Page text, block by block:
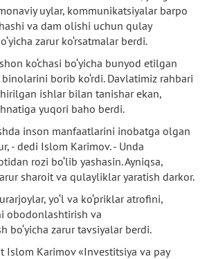
uylar, kommunikatsiyalar barpo
va dam olishi uchun qulay
zarur ko‘rsatmalar berdi.
ko‘chasi bo‘yicha bunyod etilgan
borib ko‘rdi. Davlatimiz rahbari
ishlar bilan tanishar ekan,
yuqori baho berdi.
inson manfaatlarini inobatga olgan
- dedi Islom Karimov. - Unda
rozi bo‘lib yashasin. Ayniqsa,
sharoit va qulayliklar yaratish darkor.
yo‘l va ko‘priklar atrofini,
obodonlashtirish va
bo‘yicha zarur tavsiyalar berdi.
Islom Karimov «Investitsiya va pay